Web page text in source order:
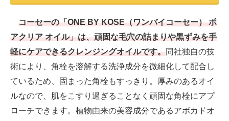
コーセーの「ONE BY KOSE（ワンバイコーセー） ポ
アクリア オイル」は、頑固な毛穴の詰まりや黒ずみを手
軽にケアできるクレンジングオイルです。同社独自の技
術により、角栓を溶解する洗浄成分を微細化して配合し
ているため、固まった角栓もすっきり。厚みのあるオイ
ルなので、肌をこすり過ぎることなく頑固な角栓にアプ
ローチできます。植物由来の美容成分であるアボカドオ